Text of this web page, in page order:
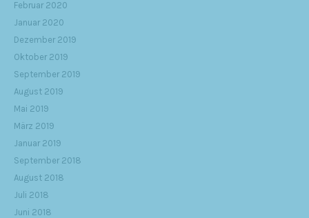
Februar 2020
Januar 2020
Dezember 2019
Oktober 2019
September 2019
August 2019
Mai 2019
März 2019
Januar 2019
September 2018
August 2018
Juli 2018
Juni 2018